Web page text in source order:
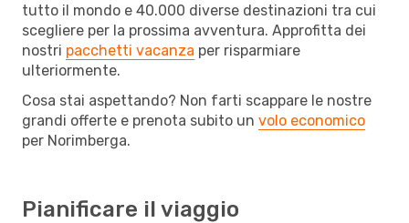
tutto il mondo e 40.000 diverse destinazioni tra cui
scegliere per la prossima avventura. Approfitta dei
nostri pacchetti vacanza per risparmiare
ulteriormente.
Cosa stai aspettando? Non farti scappare le nostre
grandi offerte e prenota subito un volo economico
per Norimberga.
Pianificare il viaggio